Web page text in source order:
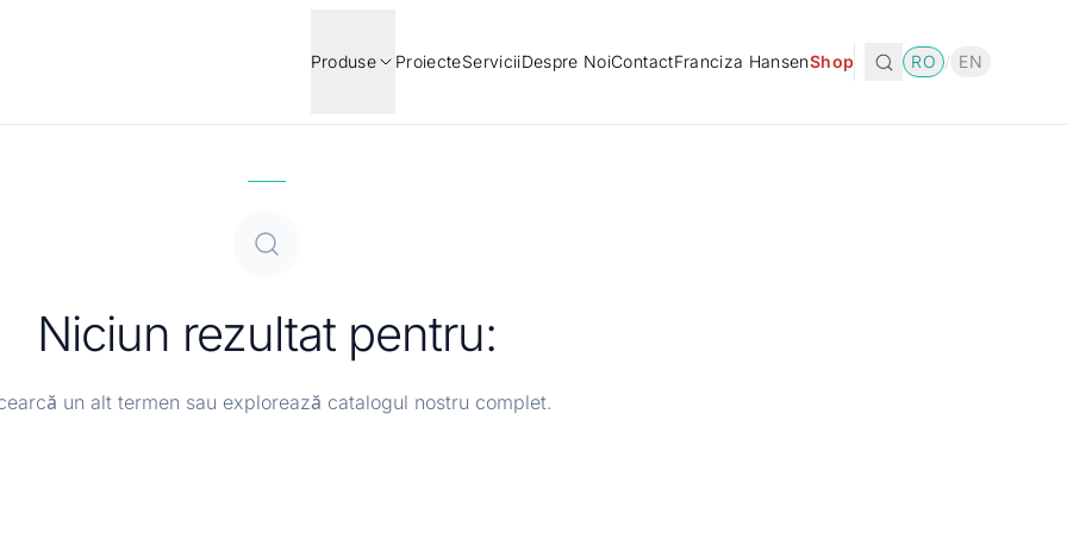
Produse ProiecteServiciiDespre NoiContactFranciza HansenShop RO / EN
Niciun rezultat pentru:
un alt termen sau explorează catalogul nostru complet.